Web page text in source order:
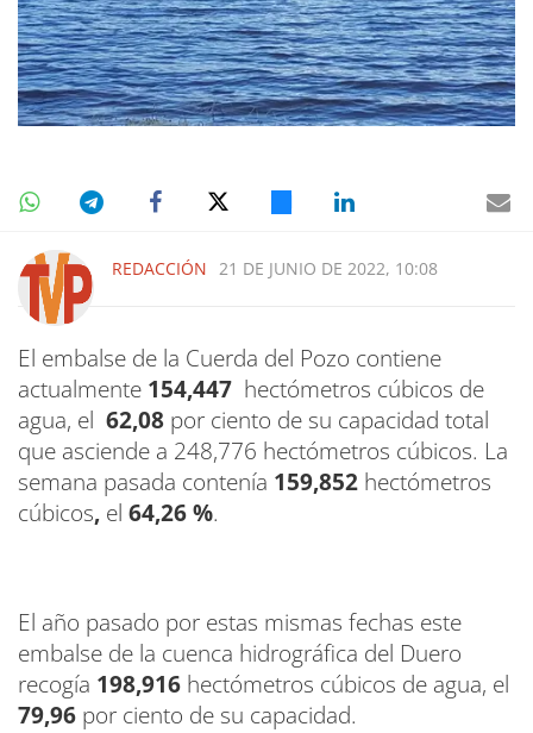
REDACCIÓN 21 DE JUNIO DE 2022, 10:08
El embalse de la Cuerda del Pozo contiene
actualmente 154,447 hectómetros cúbicos de
agua, el 62,08 por ciento de su capacidad total
que asciende a 248,776 hectómetros cúbicos. La
semana pasada contenía 159,852 hectómetros
cúbicos, el 64,26 %.
El año pasado por estas mismas fechas este
embalse de la cuenca hidrográfica del Duero
recogía 198,916 hectómetros cúbicos de agua, el
79,96 por ciento de su capacidad.